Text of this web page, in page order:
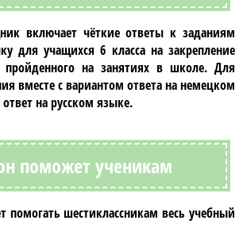
включает чёткие ответы к заданиям
для учащихся 6 классана закрепление
пройденного на занятиях в школе. Для
вместе с вариантом ответа на немецком
на русском языке.
поможет ученикам
помогать шестиклассникам весь учебный